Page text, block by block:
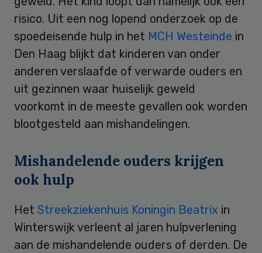
risico. Uit een nog lopend onderzoek op de
spoedeisende hulp in het MCH Westeinde in
Den Haag blijkt dat kinderen van onder
anderen verslaafde of verwarde ouders en
uit gezinnen waar huiselijk geweld
voorkomt in de meeste gevallen ook worden
blootgesteld aan mishandelingen.
Mishandelende ouders krijgen
ook hulp
Het Streekziekenhuis Koningin Beatrix in
Winterswijk verleent al jaren hulpverlening
aan de mishandelende ouders of derden. De